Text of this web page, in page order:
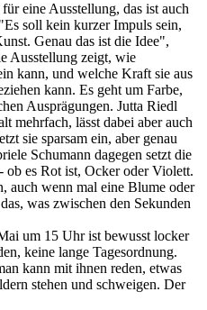
eine Ausstellung, das ist auch
soll kein kurzer Impuls sein,
Genau das ist die Idee",
Ausstellung zeigt, wie
kann, und welche Kraft sie aus
kann. Es geht um Farbe,
Ausprägungen. Jutta Riedl
mehrfach, lässt dabei aber auch
sie sparsam ein, aber genau
Schumann dagegen setzt die
ob es Rot ist, Ocker oder Violett.
auch wenn mal eine Blume oder
was zwischen den Sekunden
um 15 Uhr ist bewusst locker
keine lange Tagesordnung.
kann mit ihnen reden, etwas
stehen und schweigen. Der